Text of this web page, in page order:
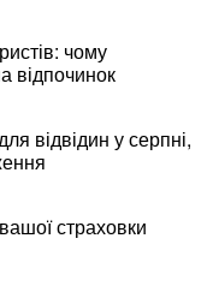
чому
відпочинок
відвідин у серпні,
страховки